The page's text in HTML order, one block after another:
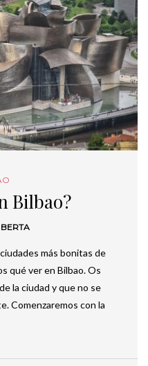
Bilbao?
BERTA
más bonitas de
qué ver en Bilbao. Os
la ciudad y que no se
Comenzaremos con la